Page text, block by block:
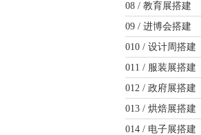
08 / 教育展搭建
09 / 进博会搭建
010 / 设计周搭建
011 / 服装展搭建
012 / 政府展搭建
013 / 烘焙展搭建
014 / 电子展搭建